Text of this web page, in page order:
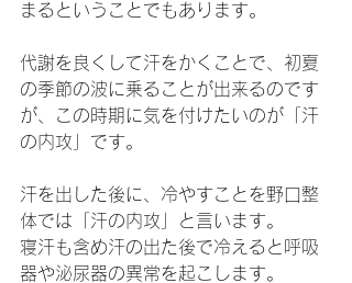
まるということでもあります。
代謝を良くして汗をかくことで、初夏
の季節の波に乗ることが出来るのです
が、この時期に気を付けたいのが「汗
の内攻」です。
汗を出した後に、冷やすことを野口整
体では「汗の内攻」と言います。
寝汗も含め汗の出た後で冷えると呼吸
器や泌尿器の異常を起こします。